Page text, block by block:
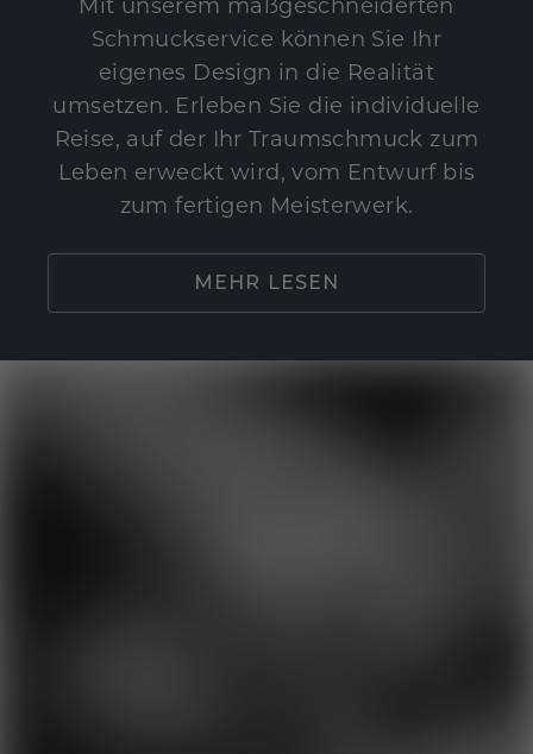
Mit unserem maßgeschneiderten
Schmuckservice können Sie Ihr
eigenes Design in die Realität
umsetzen. Erleben Sie die individuelle
Reise, auf der Ihr Traumschmuck zum
Leben erweckt wird, vom Entwurf bis
zum fertigen Meisterwerk.
MEHR LESEN